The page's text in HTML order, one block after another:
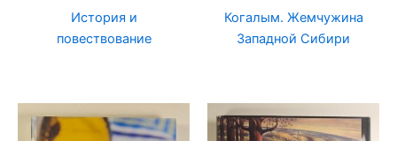
История и
повествование
Когалым. Жемчужина
Западной Сибири